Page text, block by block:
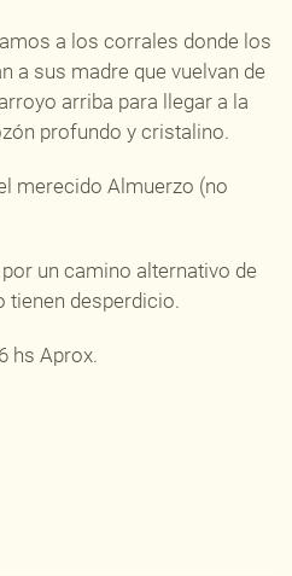
a los corrales donde los
a sus madre que vuelvan de
arriba para llegar a la
profundo y cristalino.
merecido Almuerzo (no
un camino alternativo de
tienen desperdicio.
hs Aprox.